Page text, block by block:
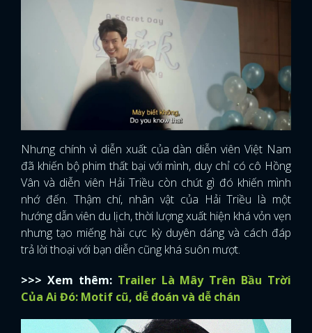
Nhưng chính vì diễn xuất của dàn diễn viên Việt Nam
đã khiến bộ phim thất bại với mình, duy chỉ có cô Hồng
Vân và diễn viên Hải Triều còn chút gì đó khiến mình
nhớ đến. Thậm chí, nhân vật của Hải Triều là một
hướng dẫn viên du lịch, thời lượng xuất hiện khá vỏn vẹn
nhưng tạo miếng hài cực kỳ duyên dáng và cách đáp
trả lời thoại với bạn diễn cũng khá suôn mượt.
>>> Xem thêm: Trailer Là Mây Trên Bầu Trời
Của Ai Đó: Motif cũ, dễ đoán và dễ chán